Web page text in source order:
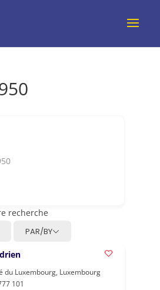
recherche
PAR/BY
du Luxembourg, Luxembourg
101